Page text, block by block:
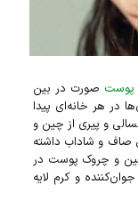
پوست صورت در بین
در هر خانه‌ای پیدا
و پیری از چین و
صاف و شاداب داشته
چین و چروک پوست در
و کرم لایه